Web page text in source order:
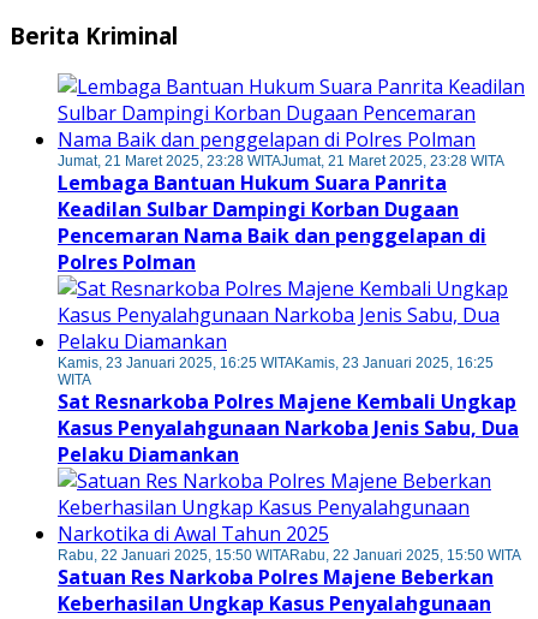
Berita Kriminal
Jumat, 21 Maret 2025, 23:28 WITAJumat, 21 Maret 2025, 23:28 WITA
Lembaga Bantuan Hukum Suara Panrita
Keadilan Sulbar Dampingi Korban Dugaan
Pencemaran Nama Baik dan penggelapan di
Polres Polman
Kamis, 23 Januari 2025, 16:25 WITAKamis, 23 Januari 2025, 16:25
WITA
Sat Resnarkoba Polres Majene Kembali Ungkap
Kasus Penyalahgunaan Narkoba Jenis Sabu, Dua
Pelaku Diamankan
Rabu, 22 Januari 2025, 15:50 WITARabu, 22 Januari 2025, 15:50 WITA
Satuan Res Narkoba Polres Majene Beberkan
Keberhasilan Ungkap Kasus Penyalahgunaan